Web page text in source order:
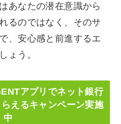
あなたの潜在意識から
るのではなく、そのサ
、安心感と前進するエ
ょう。
アプリでネット銀行
えるキャンペーン実施
中